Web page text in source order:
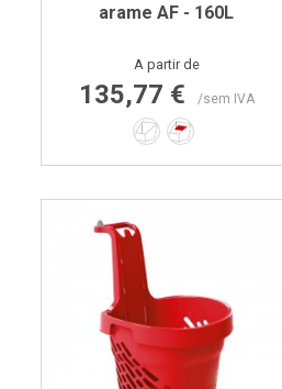
arame AF - 160L
Preço
A partir de
135,77 € /sem IVA
NãoSim